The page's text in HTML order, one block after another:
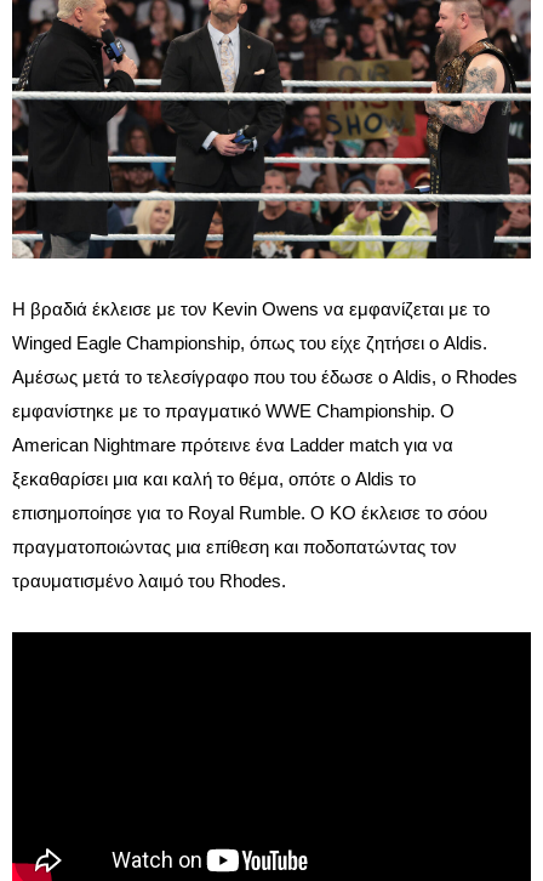
Η βραδιά έκλεισε με τον Kevin Owens να εμφανίζεται με το
Winged Eagle Championship, όπως του είχε ζητήσει ο Aldis.
Αμέσως μετά το τελεσίγραφο που του έδωσε ο Aldis, ο Rhodes
εμφανίστηκε με το πραγματικό WWE Championship. Ο
American Nightmare πρότεινε ένα Ladder match για να
ξεκαθαρίσει μια και καλή το θέμα, οπότε ο Aldis το
επισημοποίησε για το Royal Rumble. Ο KO έκλεισε το σόου
πραγματοποιώντας μια επίθεση και ποδοπατώντας τον
τραυματισμένο λαιμό του Rhodes.